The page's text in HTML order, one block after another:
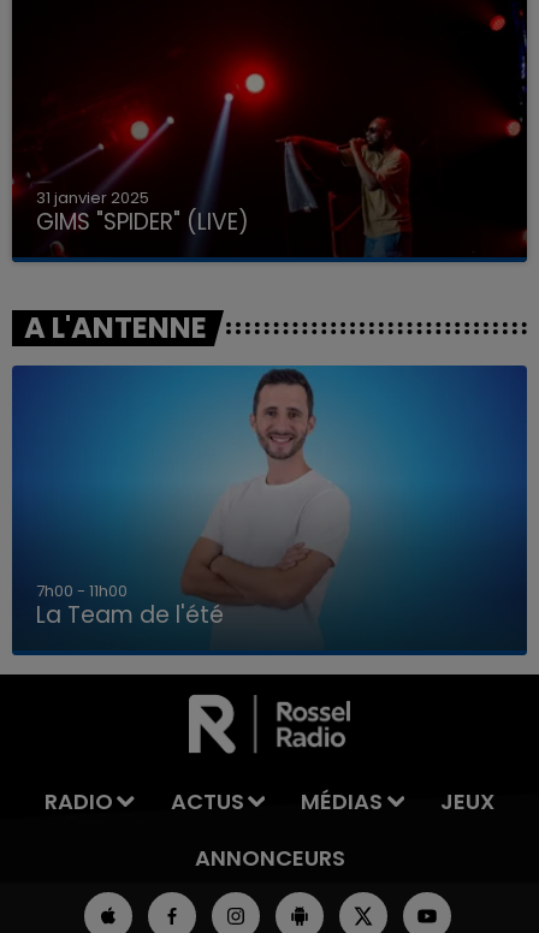
LA TEAM DE L'ÉTÉ
31 janvier 2025
GIMS "SPIDER" (LIVE)
A L'ANTENNE
7h00 - 11h00
La Team de l'été
RADIO ACTUS MÉDIAS
JEUX
ANNONCEURS